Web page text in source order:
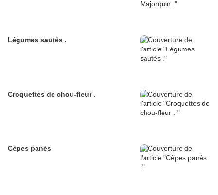
Légumes sautés .
Croquettes de chou-fleur .
Cèpes panés .